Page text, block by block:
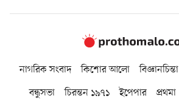
নাগরিক সংবাদ কিশোর আলো বিজ্ঞানচিন্তা
বন্ধুসভা
চিরন্তন ১৯৭১ ইপেপার প্রথমা